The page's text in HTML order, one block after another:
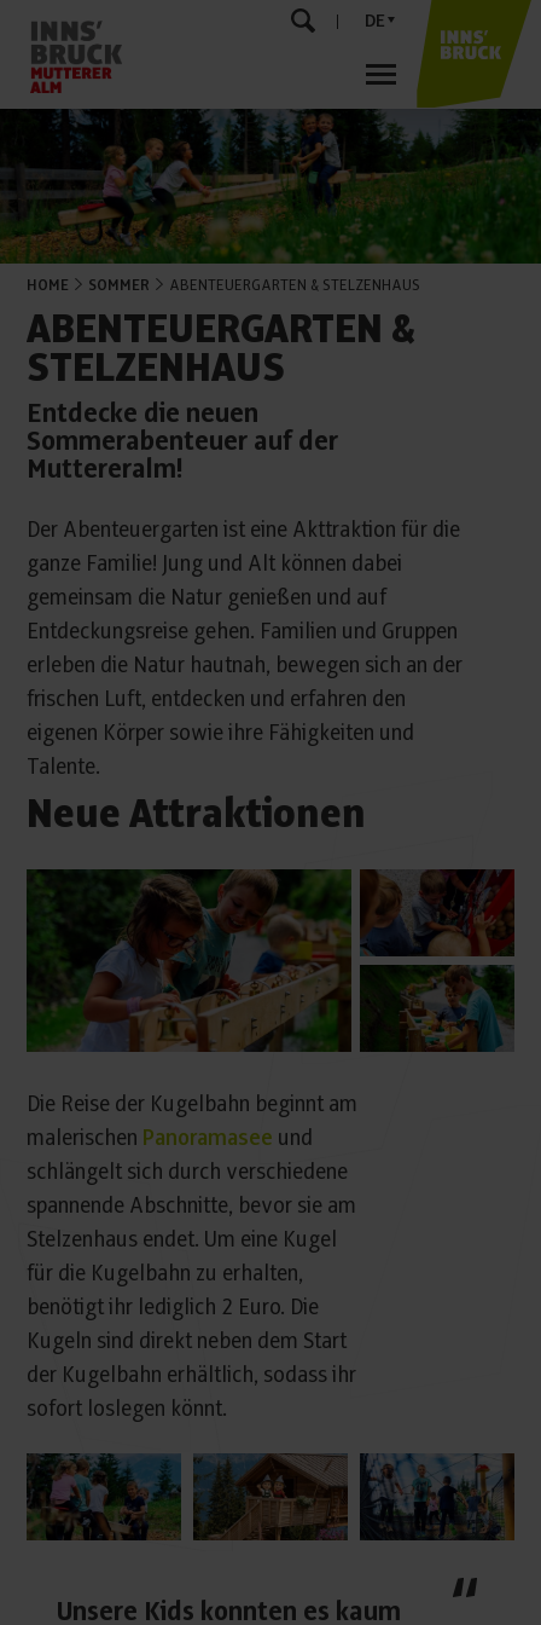
DE
HOME SOMMER ABENTEUERGARTEN & STELZENHAUS
ABENTEUERGARTEN &
STELZENHAUS
Entdecke die neuen
Sommerabenteuer auf der
Muttereralm!
Der Abenteuergarten ist eine Akttraktion für die
ganze Familie! Jung und Alt können dabei
gemeinsam die Natur genießen und auf
Entdeckungsreise gehen. Familien und Gruppen
erleben die Natur hautnah, bewegen sich an der
frischen Luft, entdecken und erfahren den
eigenen Körper sowie ihre Fähigkeiten und
Talente.
Neue Attraktionen
Die Reise der Kugelbahn beginnt am
malerischen Panoramasee und
schlängelt sich durch verschiedene
spannende Abschnitte, bevor sie am
Stelzenhaus endet. Um eine Kugel
für die Kugelbahn zu erhalten,
benötigt ihr lediglich 2 Euro. Die
Kugeln sind direkt neben dem Start
der Kugelbahn erhältlich, sodass ihr
sofort loslegen könnt.
Unsere Kids konnten es kaum